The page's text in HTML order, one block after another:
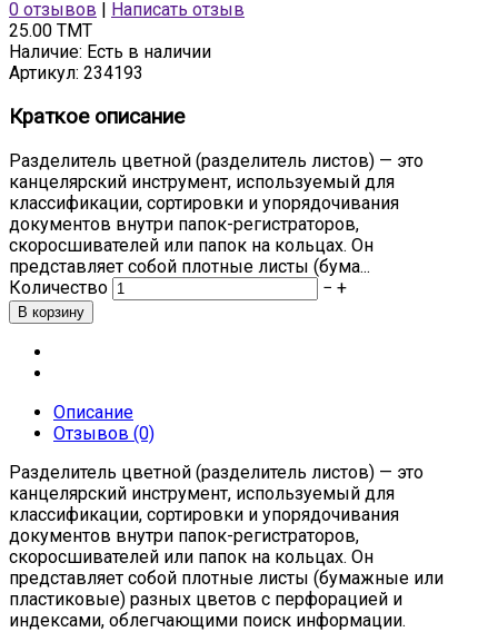
0 отзывов
Написать отзыв
25.00 TMT
Наличие: Есть в наличии
Артикул: 234193
Краткое описание
Разделитель цветной (разделитель листов) — это
канцелярский инструмент, используемый для
классификации, сортировки и упорядочивания
документов внутри папок-регистраторов,
скоросшивателей или папок на кольцах. Он
представляет собой плотные листы (бума...
Количество
− +
Описание
Отзывов (0)
Разделитель цветной (разделитель листов) — это
канцелярский инструмент, используемый для
классификации, сортировки и упорядочивания
документов внутри папок-регистраторов,
скоросшивателей или папок на кольцах. Он
представляет собой плотные листы (бумажные или
пластиковые) разных цветов с перфорацией и
индексами, облегчающими поиск информации.